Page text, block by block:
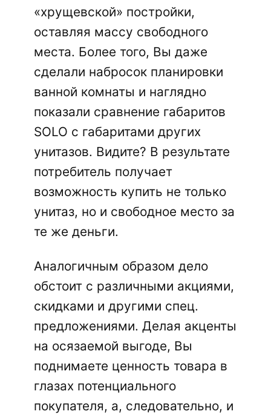
«хрущевской» постройки,
оставляя массу свободного
места. Более того, Вы даже
сделали набросок планировки
ванной комнаты и наглядно
показали сравнение габаритов
SOLO с габаритами других
унитазов. Видите? В результате
потребитель получает
возможность купить не только
унитаз, но и свободное место за
те же деньги.
Аналогичным образом дело
обстоит с различными акциями,
скидками и другими спец.
предложениями. Делая акценты
на осязаемой выгоде, Вы
поднимаете ценность товара в
глазах потенциального
покупателя, а, следовательно, и